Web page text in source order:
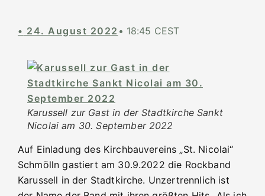
• 24. August 2022 • 18:45 CEST
Karussell zur Gast in der Stadtkirche Sankt
Nicolai am 30. September 2022
Auf Einladung des Kirchbauvereins „St. Nicolai“
Schmölln gastiert am 30.9.2022 die Rockband
Karussell in der Stadtkirche. Unzertrennlich ist